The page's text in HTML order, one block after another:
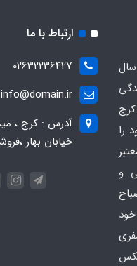
را
و
ارتباط با ما
02632236427
info@domain.ir
آدرس : کرج ،
خیابان بهار